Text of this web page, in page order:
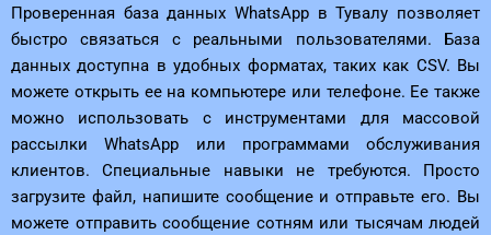
Проверенная база данных WhatsApp в Тувалу позволяет
быстро связаться с реальными пользователями. База
данных доступна в удобных форматах, таких как CSV. Вы
можете открыть ее на компьютере или телефоне. Ее также
можно использовать с инструментами для массовой
рассылки WhatsApp или программами обслуживания
клиентов. Специальные навыки не требуются. Просто
загрузите файл, напишите сообщение и отправьте его. Вы
можете отправить сообщение сотням или тысячам людей